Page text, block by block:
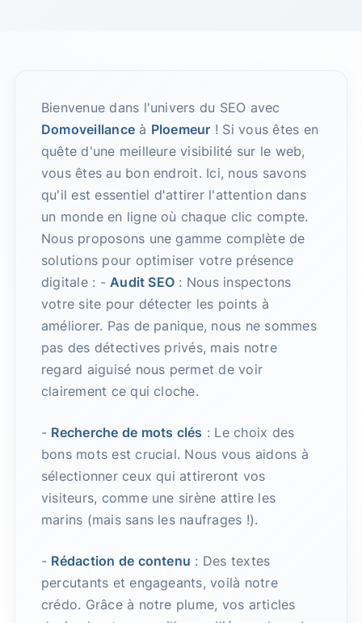
Bienvenue dans l'univers du SEO avec
Domoveillance à Ploemeur ! Si vous êtes en
quête d'une meilleure visibilité sur le web,
vous êtes au bon endroit. Ici, nous savons
qu'il est essentiel d'attirer l'attention dans
un monde en ligne où chaque clic compte.
Nous proposons une gamme complète de
solutions pour optimiser votre présence
digitale : -Audit SEO : Nous inspectons
votre site pour détecter les points à
améliorer. Pas de panique, nous ne sommes
pas des détectives privés, mais notre
regard aiguisé nous permet de voir
clairement ce qui cloche.
- Recherche de mots clés : Le choix des
bons mots est crucial. Nous vous aidons à
sélectionner ceux qui attireront vos
visiteurs, comme une sirène attire les
marins (mais sans les naufrages !).
- Rédaction de contenu : Des textes
percutants et engageants, voilà notre
crédo. Grâce à notre plume, vos articles